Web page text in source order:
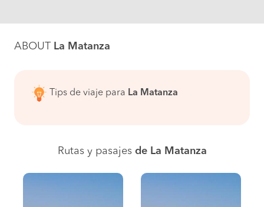
ABOUT La Matanza
Tips de viaje para La Matanza
Rutas y pasajes de La Matanza